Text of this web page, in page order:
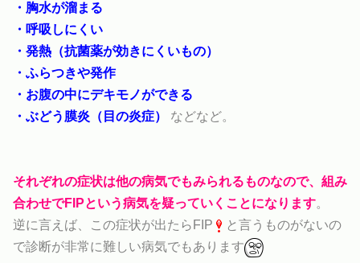
・胸水が溜まる
・呼吸しにくい
・発熱（抗菌薬が効きにくいもの）
・ふらつきや発作
・お腹の中にデキモノができる
・ぶどう膜炎（目の炎症）
などなど。
それぞれの症状は他の病気でもみられるものなので、組み
合わせでFIPという病気を疑っていくことになります。
逆に言えば、この症状が出たらFIP
と言うものがないの
で診断が非常に難しい病気でもあります